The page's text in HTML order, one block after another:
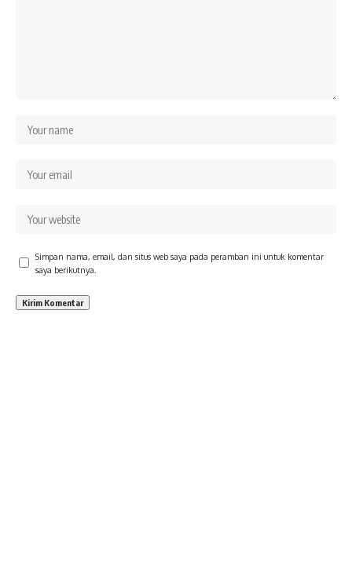
Simpan nama, email, dan situs web saya pada peramban ini untuk komentar
saya berikutnya.